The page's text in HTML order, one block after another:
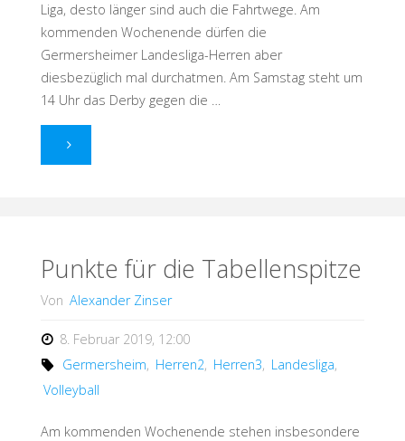
Liga, desto länger sind auch die Fahrtwege. Am
kommenden Wochenende dürfen die
Germersheimer Landesliga-Herren aber
diesbezüglich mal durchatmen. Am Samstag steht um
14 Uhr das Derby gegen die …
"Und
Derby"
Punkte für die Tabellenspitze
Von Alexander Zinser
8. Februar 2019, 12:00
Germersheim, Herren2, Herren3, Landesliga,
Volleyball
Am kommenden Wochenende stehen insbesondere